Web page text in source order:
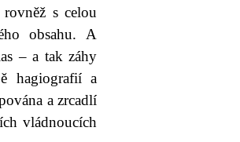
s celou
obsahu. A
– a tak záhy
hagiografií a
a zrcadlí
vládnoucích